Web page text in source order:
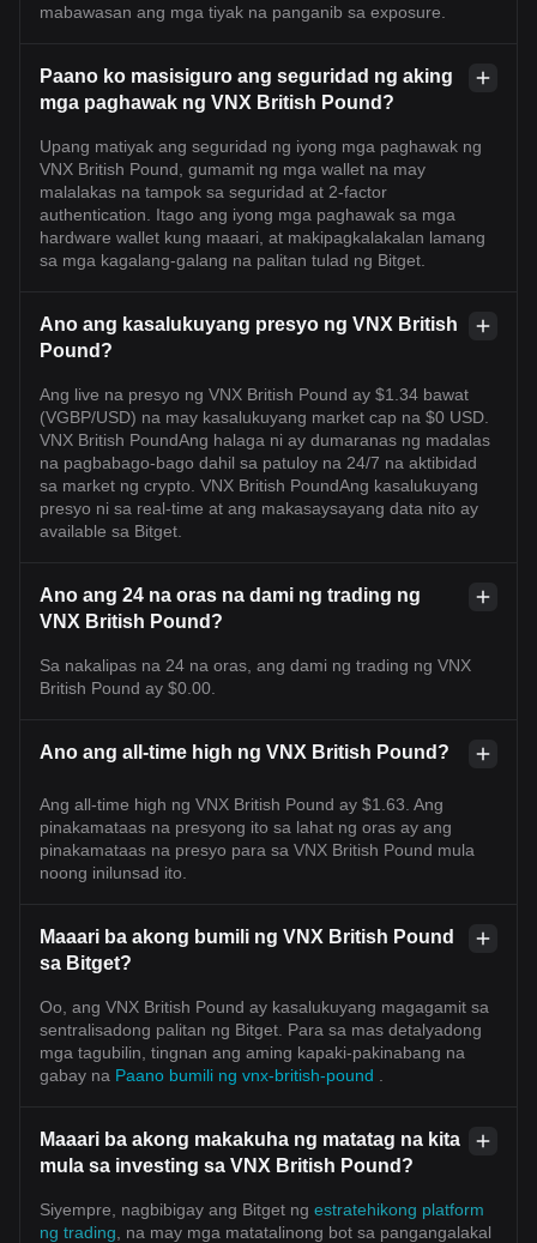
mabawasan ang mga tiyak na panganib sa exposure.
Paano ko masisiguro ang seguridad ng aking
mga paghawak ng VNX British Pound?
Upang matiyak ang seguridad ng iyong mga paghawak ng
VNX British Pound, gumamit ng mga wallet na may
malalakas na tampok sa seguridad at 2-factor
authentication. Itago ang iyong mga paghawak sa mga
hardware wallet kung maaari, at makipagkalakalan lamang
sa mga kagalang-galang na palitan tulad ng Bitget.
Ano ang kasalukuyang presyo ng VNX British
Pound?
Ang live na presyo ng VNX British Pound ay $1.34 bawat
(VGBP/USD) na may kasalukuyang market cap na $0 USD.
VNX British PoundAng halaga ni ay dumaranas ng madalas
na pagbabago-bago dahil sa patuloy na 24/7 na aktibidad
sa market ng crypto. VNX British PoundAng kasalukuyang
presyo ni sa real-time at ang makasaysayang data nito ay
available sa Bitget.
Ano ang 24 na oras na dami ng trading ng
VNX British Pound?
Sa nakalipas na 24 na oras, ang dami ng trading ng VNX
British Pound ay $0.00.
Ano ang all-time high ng VNX British Pound?
Ang all-time high ng VNX British Pound ay $1.63. Ang
pinakamataas na presyong ito sa lahat ng oras ay ang
pinakamataas na presyo para sa VNX British Pound mula
noong inilunsad ito.
Maaari ba akong bumili ng VNX British Pound
sa Bitget?
Oo, ang VNX British Pound ay kasalukuyang magagamit sa
sentralisadong palitan ng Bitget. Para sa mas detalyadong
mga tagubilin, tingnan ang aming kapaki-pakinabang na
gabay na Paano bumili ng vnx-british-pound
Maaari ba akong makakuha ng matatag na kita
mula sa investing sa VNX British Pound?
Siyempre, nagbibigay ang Bitget ng estratehikong platform
ng trading , na may mga matatalinong bot sa pangangalakal